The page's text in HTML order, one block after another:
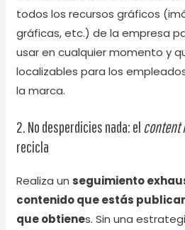
todos los recursos gráficos
gráficas, etc.) de la empresa
usar en cualquier momento y
localizables para los
la marca.
2. No desperdicies nada: el content
recicla
Realiza un seguimiento
contenido que estás
que obtienes. Sin una